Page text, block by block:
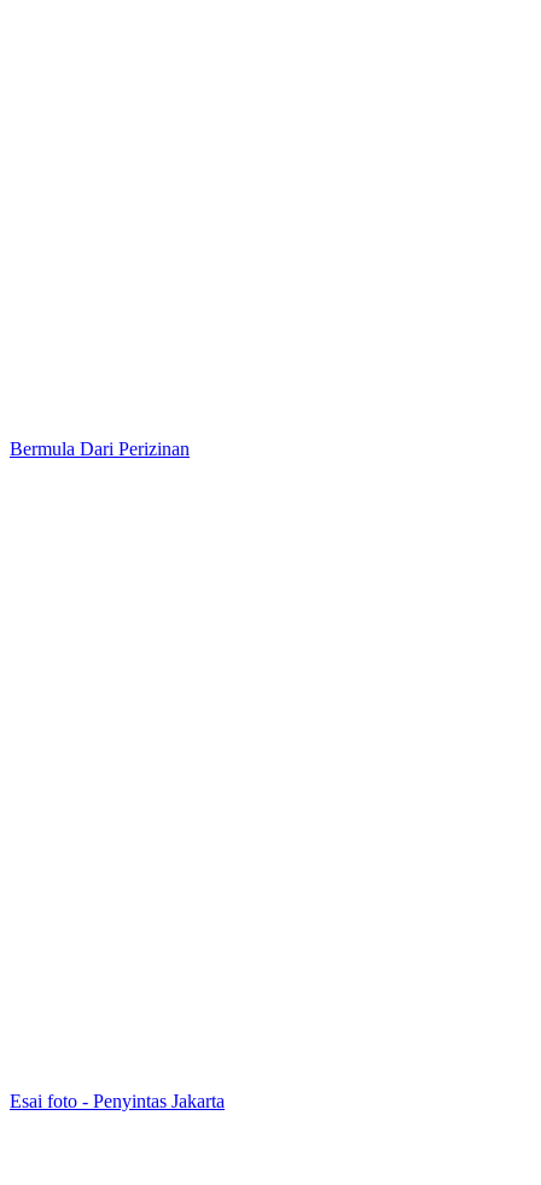
Bermula Dari Perizinan
Esai foto - Penyintas Jakarta